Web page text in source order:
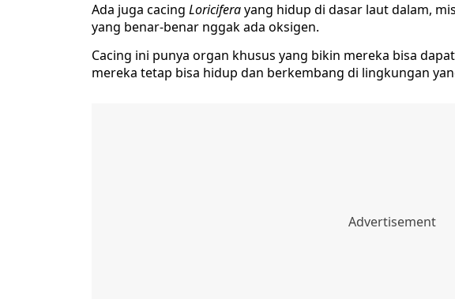
Ada juga cacing Loriciferayang hidup di dasar laut dalam,
yang benar-benar nggak ada oksigen.
Cacing ini punya organ khusus yang bikin mereka bisa
mereka tetap bisa hidup dan berkembang di lingkungan